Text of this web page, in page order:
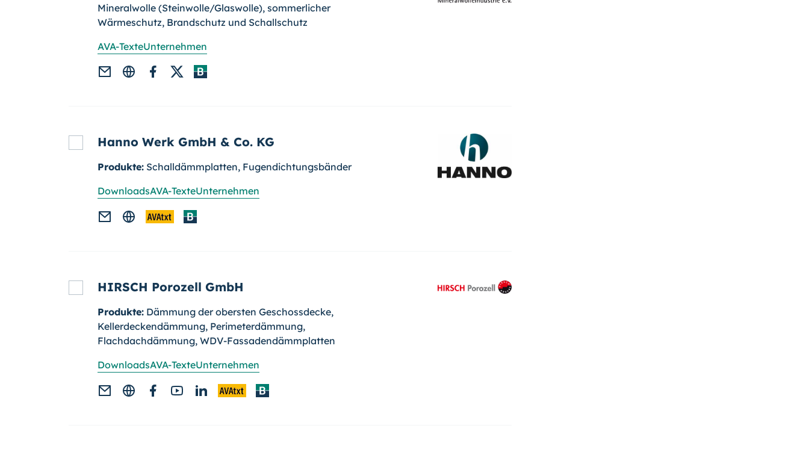
Mineralwolle (Steinwolle/Glaswolle), sommerlicher
Wärmeschutz, Brandschutz und Schallschutz
AVA-TexteUnternehmen
Hanno Werk GmbH & Co. KG
Produkte: Schalldämmplatten, Fugendichtungsbänder
DownloadsAVA-TexteUnternehmen
HIRSCH Porozell GmbH
Produkte: Dämmung der obersten Geschossdecke,
Kellerdeckendämmung, Perimeterdämmung,
Flachdachdämmung, WDV-Fassadendämmplatten
DownloadsAVA-TexteUnternehmen